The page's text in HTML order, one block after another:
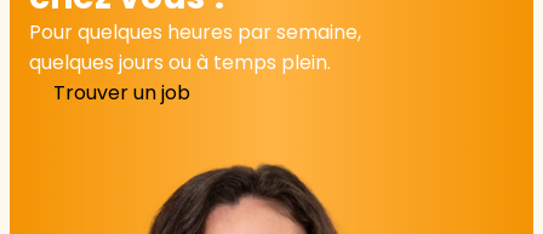
Pour quelques heures par semaine,
quelques jours ou à temps plein.
Trouver un job